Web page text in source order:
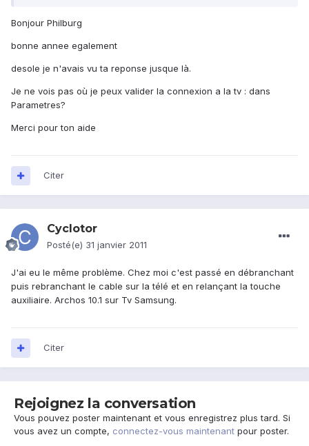
Bonjour Philburg
bonne annee egalement
desole je n'avais vu ta reponse jusque là.
Je ne vois pas où je peux valider la connexion a la tv : dans
Parametres?
Merci pour ton aide
Citer
Cyclotor
Posté(e) 31 janvier 2011
J'ai eu le même problème. Chez moi c'est passé en débranchant
puis rebranchant le cable sur la télé et en relançant la touche
auxiliaire. Archos 10.1 sur Tv Samsung.
Citer
Rejoignez la conversation
Vous pouvez poster maintenant et vous enregistrez plus tard. Si
vous avez un compte, connectez-vous maintenant pour poster.